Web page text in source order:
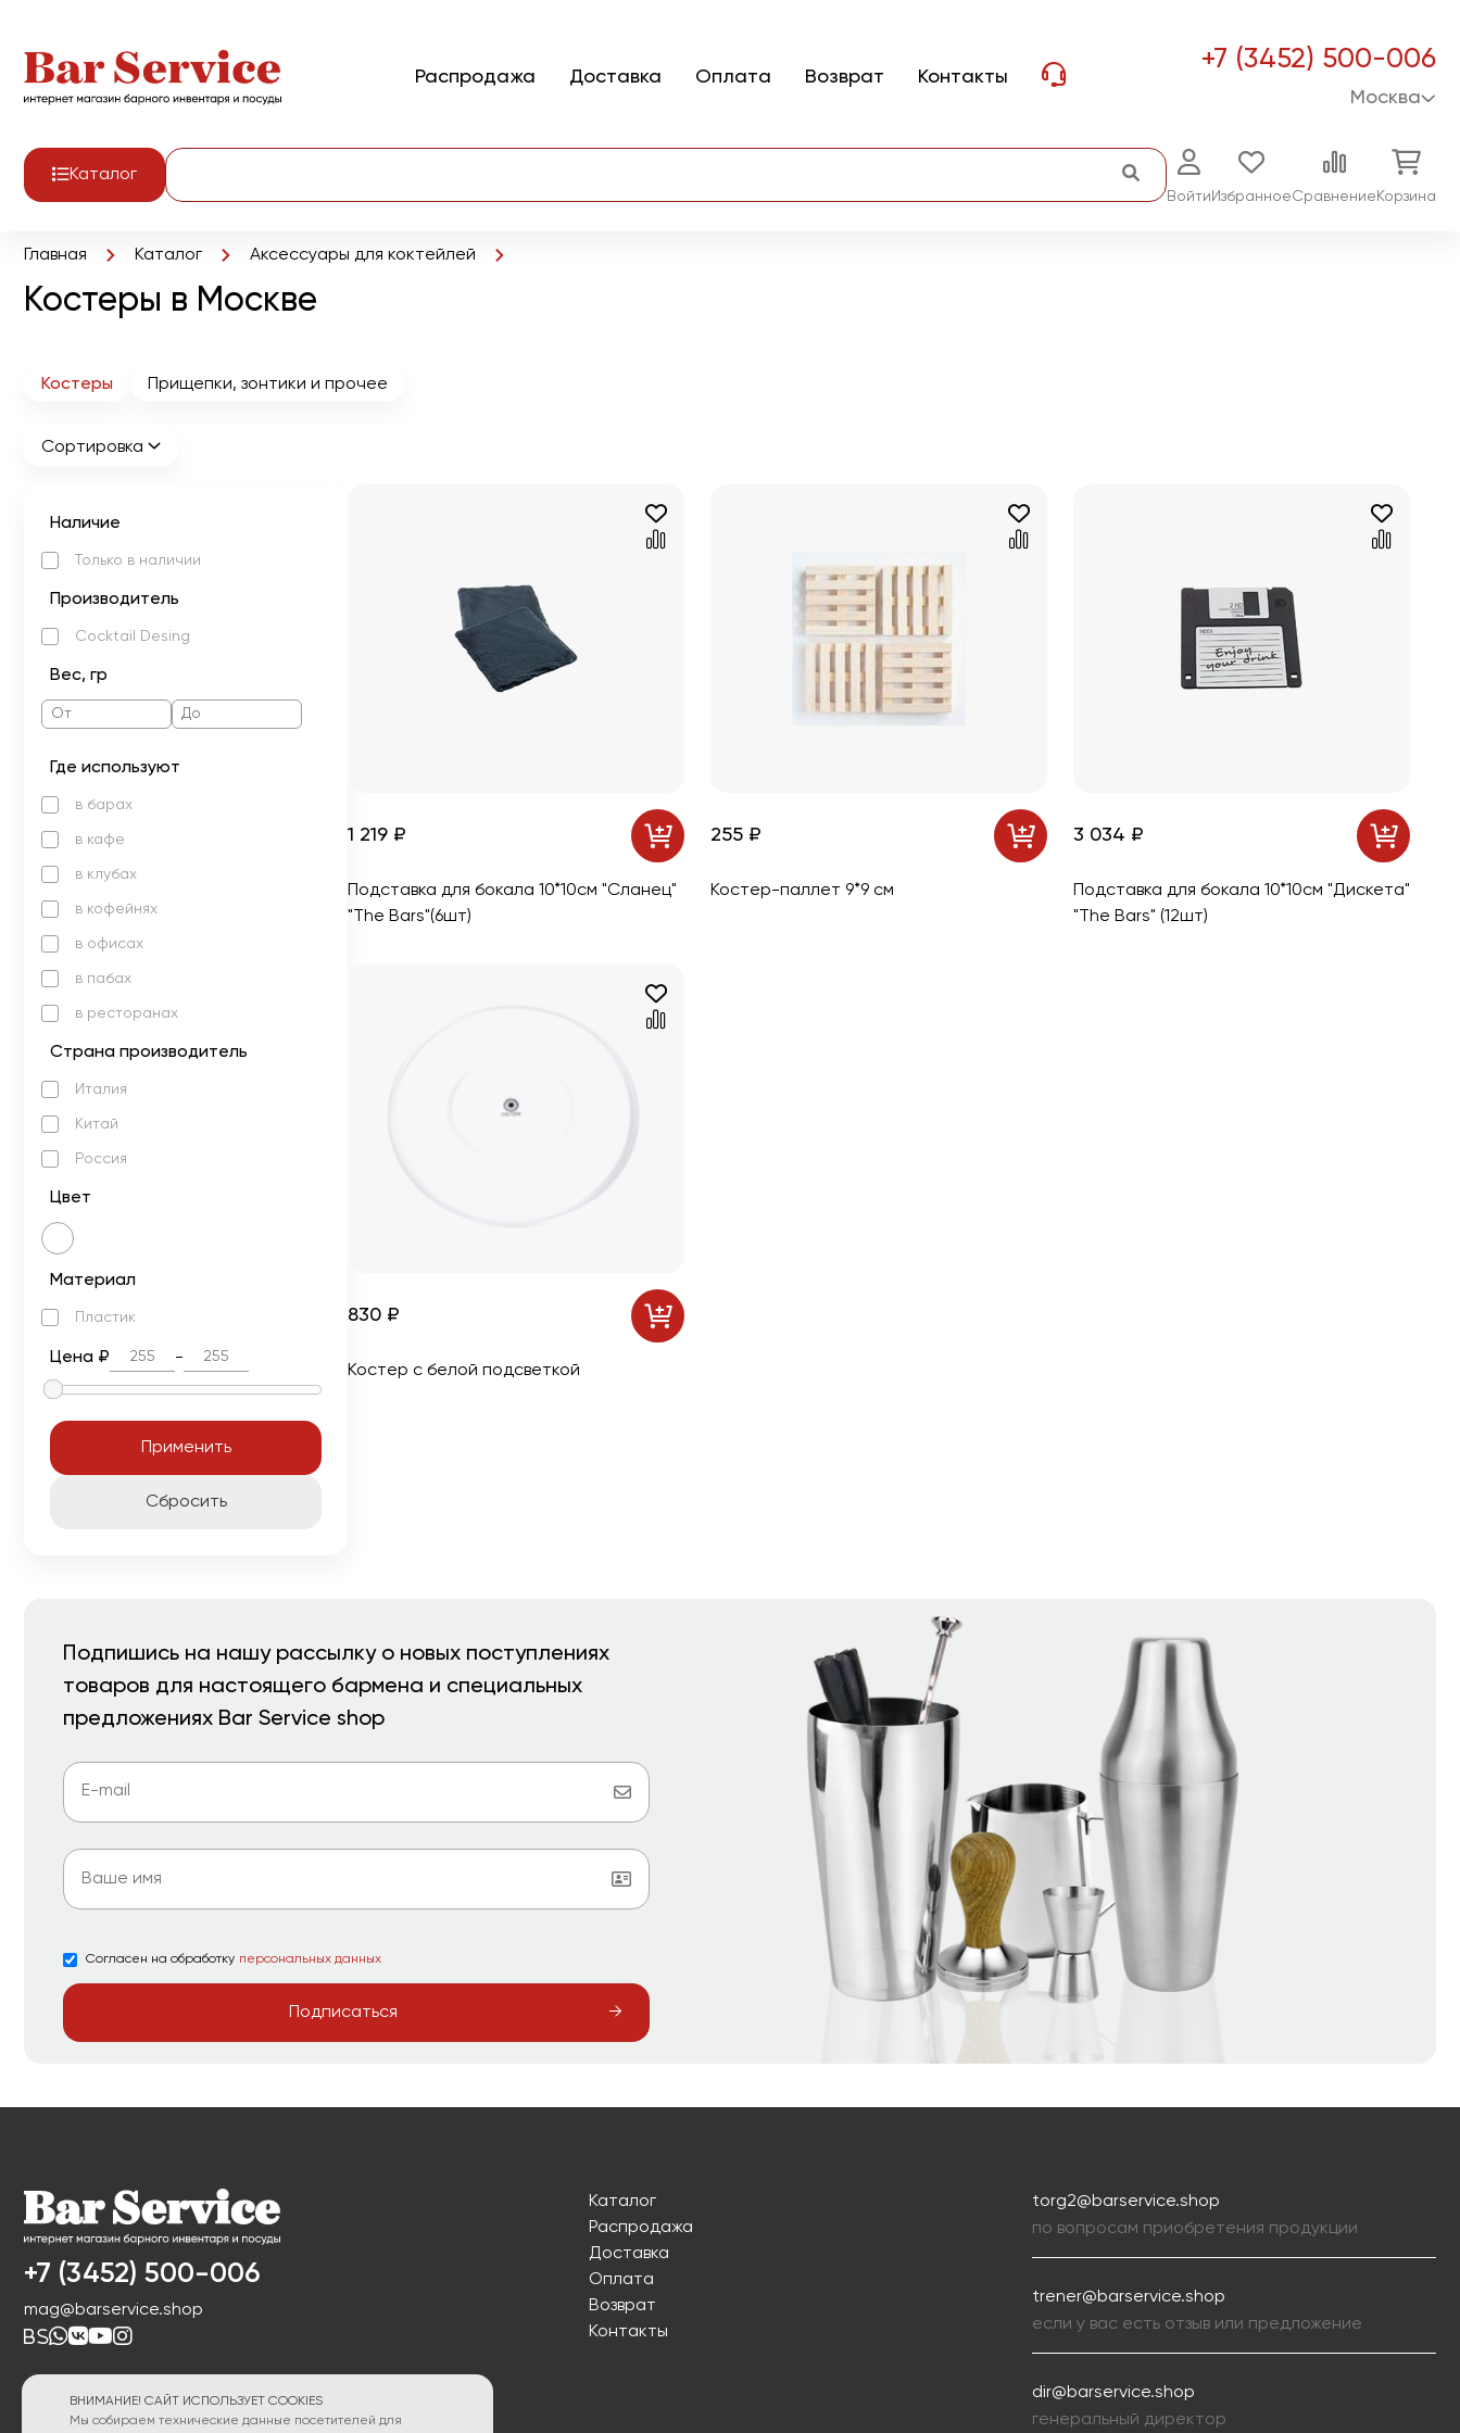
Распродажа Доставка Оплата Возврат Контакты
+7 (3452) 500-006
Москва
Каталог
Войти ИзбранноеСравнение Корзина
Главная Каталог Аксессуары для коктейлей
Костеры в Москве
Костеры Прищепки, зонтики и прочее
Сортировка
Наличие
Только в наличии
Производитель
Cocktail Desing
Вес, гр
Где используют
в барах
в кафе
в клубах
в кофейнях
в офисах
в пабах
в ресторанах
Страна производитель
Италия
Китай
Россия
Цвет
Материал
Пластик
Цена ₽ -
Применить
Cбросить
1 219 ₽
Подставка для бокала 10*10см "Сланец"
"The Bars"(6шт)
255 ₽
Костер-паллет 9*9 см
3 034 ₽
Подставка для бокала 10*10см "Дискета"
"The Bars" (12шт)
830 ₽
Костер с белой подсветкой
Подпишись на нашу рассылку о новых поступлениях
товаров для настоящего бармена и специальных
предложениях Bar Service shop
Согласен на обработку персональных данных
Подписаться
+7 (3452) 500-006
mag@barservice.shop
Каталог
Распродажа
Доставка
Оплата
Возврат
Контакты
torg2@barservice.shop
по вопросам приобретения продукции
trener@barservice.shop
если у вас есть отзыв или предложение
dir@barservice.shop
генеральный директор
ВНИМАНИЕ! САЙТ ИСПОЛЬЗУЕТ COOKIES
Мы собираем технические данные посетителей для